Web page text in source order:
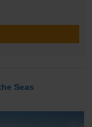
Seas